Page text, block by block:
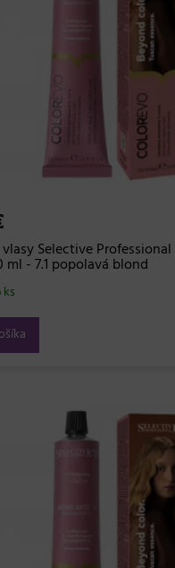
Selective
ml - 7.1 popolavá blond